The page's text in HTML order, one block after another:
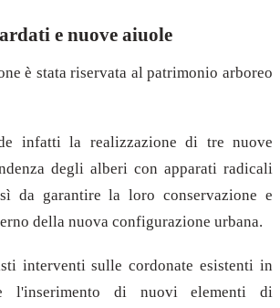
e nuove aiuole
è stata riservata al patrimonio arboreo
infatti la realizzazione di tre nuove
degli alberi con apparati radicali
da garantire la loro conservazione e
della nuova configurazione urbana.
interventi sulle cordonate esistenti in
l'inserimento di nuovi elementi di